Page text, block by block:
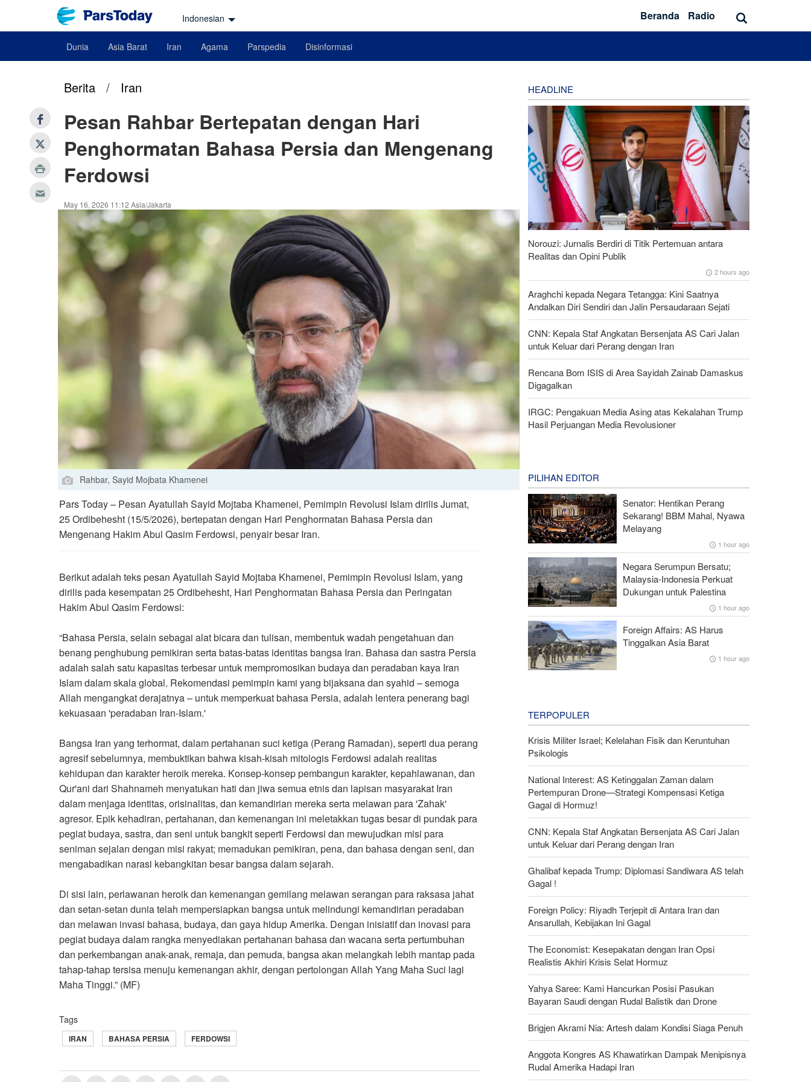
Indonesian Beranda Radio
Dunia Asia Barat Iran Agama Parspedia Disinformasi
Berita / Iran
Pesan Rahbar Bertepatan dengan Hari
Penghormatan Bahasa Persia dan Mengenang
Ferdowsi
May 16, 2026 11:12 Asia/Jakarta
Rahbar, Sayid Mojbata Khamenei
Pars Today – Pesan Ayatullah Sayid Mojtaba Khamenei, Pemimpin Revolusi Islam dirilis Jumat,
25 Ordibehesht (15/5/2026), bertepatan dengan Hari Penghormatan Bahasa Persia dan
Mengenang Hakim Abul Qasim Ferdowsi, penyair besar Iran.
Berikut adalah teks pesan Ayatullah Sayid Mojtaba Khamenei, Pemimpin Revolusi Islam, yang
dirilis pada kesempatan 25 Ordibehesht, Hari Penghormatan Bahasa Persia dan Peringatan
Hakim Abul Qasim Ferdowsi:
“Bahasa Persia, selain sebagai alat bicara dan tulisan, membentuk wadah pengetahuan dan
benang penghubung pemikiran serta batas-batas identitas bangsa Iran. Bahasa dan sastra Persia
adalah salah satu kapasitas terbesar untuk mempromosikan budaya dan peradaban kaya Iran
Islam dalam skala global. Rekomendasi pemimpin kami yang bijaksana dan syahid – semoga
Allah mengangkat derajatnya – untuk memperkuat bahasa Persia, adalah lentera penerang bagi
kekuasaan 'peradaban Iran-Islam'.
Bangsa Iran yang terhormat, dalam pertahanan suci ketiga (Perang Ramadan), seperti dua perang
agresif sebelumnya, membuktikan bahwa kisah-kisah mitologis Ferdowsi adalah realitas
kehidupan dan karakter heroik mereka. Konsep-konsep pembangun karakter, kepahlawanan, dan
Qur'ani dari Shahnameh menyatukan hati dan jiwa semua etnis dan lapisan masyarakat Iran
dalam menjaga identitas, orisinalitas, dan kemandirian mereka serta melawan para 'Zahak'
agresor. Epik kehadiran, pertahanan, dan kemenangan ini meletakkan tugas besar di pundak para
pegiat budaya, sastra, dan seni untuk bangkit seperti Ferdowsi dan mewujudkan misi para
seniman sejalan dengan misi rakyat; memadukan pemikiran, pena, dan bahasa dengan seni, dan
mengabadikan narasi kebangkitan besar bangsa dalam sejarah.
Di sisi lain, perlawanan heroik dan kemenangan gemilang melawan serangan para raksasa jahat
dan setan-setan dunia telah mempersiapkan bangsa untuk melindungi kemandirian peradaban
dan melawan invasi bahasa, budaya, dan gaya hidup Amerika. Dengan inisiatif dan inovasi para
pegiat budaya dalam rangka menyediakan pertahanan bahasa dan wacana serta pertumbuhan
dan perkembangan anak-anak, remaja, dan pemuda, bangsa akan melangkah lebih mantap pada
tahap-tahap tersisa menuju kemenangan akhir, dengan pertolongan Allah Yang Maha Suci lagi
Maha Tinggi.” (MF)
Tags
IRAN BAHASA PERSIA FERDOWSI
HEADLINE
Norouzi: Jurnalis Berdiri di Titik Pertemuan antara
Realitas dan Opini Publik
2 hours ago
Araghchi kepada Negara Tetangga: Kini Saatnya
Andalkan Diri Sendiri dan Jalin Persaudaraan Sejati
CNN: Kepala Staf Angkatan Bersenjata AS Cari Jalan
untuk Keluar dari Perang dengan Iran
Rencana Bom ISIS di Area Sayidah Zainab Damaskus
Digagalkan
IRGC: Pengakuan Media Asing atas Kekalahan Trump
Hasil Perjuangan Media Revolusioner
PILIHAN EDITOR
Senator: Hentikan Perang
Sekarang! BBM Mahal, Nyawa
Melayang
1 hour ago
Negara Serumpun Bersatu;
Malaysia-Indonesia Perkuat
Dukungan untuk Palestina
1 hour ago
Foreign Affairs: AS Harus
Tinggalkan Asia Barat
1 hour ago
TERPOPULER
Krisis Militer Israel; Kelelahan Fisik dan Keruntuhan
Psikologis
National Interest: AS Ketinggalan Zaman dalam
Pertempuran Drone—Strategi Kompensasi Ketiga
Gagal di Hormuz!
CNN: Kepala Staf Angkatan Bersenjata AS Cari Jalan
untuk Keluar dari Perang dengan Iran
Ghalibaf kepada Trump: Diplomasi Sandiwara AS telah
Gagal !
Foreign Policy: Riyadh Terjepit di Antara Iran dan
Ansarullah, Kebijakan Ini Gagal
The Economist: Kesepakatan dengan Iran Opsi
Realistis Akhiri Krisis Selat Hormuz
Yahya Saree: Kami Hancurkan Posisi Pasukan
Bayaran Saudi dengan Rudal Balistik dan Drone
Brigjen Akrami Nia: Artesh dalam Kondisi Siaga Penuh
Anggota Kongres AS Khawatirkan Dampak Menipisnya
Rudal Amerika Hadapi Iran